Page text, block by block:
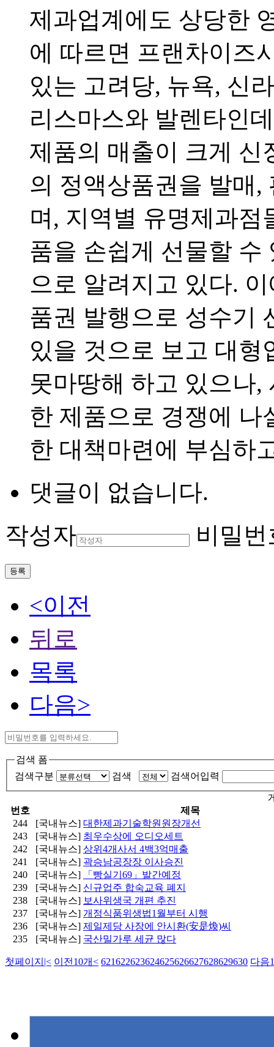
제과업계에도 상당한
에 따르면 프랜차이즈
있는 고려당, 뉴욕, 신
리스마스와 발렌타인
제품의 매출이 크게 신
의 정액상품권을 발매,
며, 지역별 유명제과점
품을 손쉽게 선물할 수
으로 알려지고 있다.
품권 발행으로 성수기
있을 것으로 보고 대
못마땅해 하고 있으나,
한 제품으로 경쟁에 나
한 대책마련에 부심하
댓글이 없습니다.
작성자
비밀번
등록
<이전
뒤로
목록
다음>
검색 폼
검색구분
검색 검색어입력
번호
제목
244
[국내뉴스] 대한제과기술학원원장개선
243
[국내뉴스] 최우수상에 오디오세트
242
[국내뉴스] 상위4개사서 4백3억매출
241
[국내뉴스] 곽승남공장장 이사승진
240
[국내뉴스]
「빵실기69」발간예정
239
[국내뉴스] 신규업주 합숙교육 폐지
238
[국내뉴스] 보사위생국 개편 추진
237
[국내뉴스] 개정식품위생법1월부터 시행
236
[국내뉴스] 제일제당 사장에 안시환(安是煥)씨
235
[국내뉴스] 국산밀가루 세균 많다
첫페이지 |< 이전10개< 621622623624625626627628629630 다음